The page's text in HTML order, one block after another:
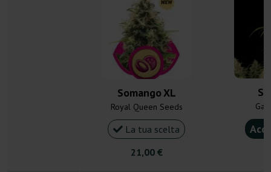
Somango XL
Royal Queen Seeds
La tua scelta
21,00 €